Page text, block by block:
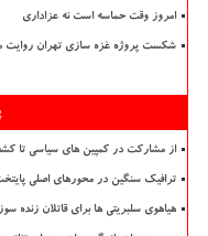
امروز وقت حماسه است نه عزاداری
شکست پروژه غزه سازی تهران روایت
از مشارکت در کمپین های سیاسی تا
ترافیک سنگین در محورهای اصلی
هیاهوی سلبریتی ها برای قاتلان زنده